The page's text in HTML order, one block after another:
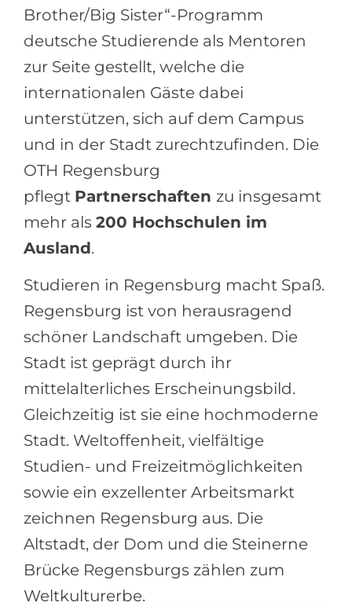
Brother/Big Sister“-Programm
deutsche Studierende als Mentoren
zur Seite gestellt, welche die
internationalen Gäste dabei
unterstützen, sich auf dem Campus
und in der Stadt zurechtzufinden. Die
OTH Regensburg
pflegt Partnerschaften zu insgesamt
mehr als 200 Hochschulen im
Ausland.
Studieren in Regensburg macht Spaß.
Regensburg ist von herausragend
schöner Landschaft umgeben. Die
Stadt ist geprägt durch ihr
mittelalterliches Erscheinungsbild.
Gleichzeitig ist sie eine hochmoderne
Stadt. Weltoffenheit, vielfältige
Studien- und Freizeitmöglichkeiten
sowie ein exzellenter Arbeitsmarkt
zeichnen Regensburg aus. Die
Altstadt, der Dom und die Steinerne
Brücke Regensburgs zählen zum
Weltkulturerbe.